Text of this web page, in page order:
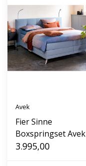
Avek
Fier Sinne
Boxspringset Avek
3.995,00